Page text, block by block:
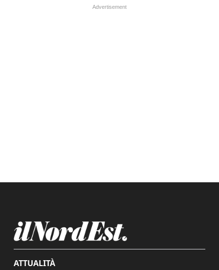
ATTUALITÀ